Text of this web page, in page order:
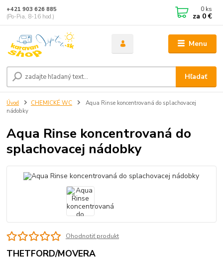
Menu
Hľadať
+421 903 626 885
(Po-Pia, 8-16 hod.)
0 ks
za 0 €
Úvod CHEMICKÉ WC
Aqua Rinse koncentrovaná do splachovacej
nádobky
Aqua Rinse koncentrovaná do
splachovacej nádobky
Ohodnotiť produkt
THETFORD/MOVERA